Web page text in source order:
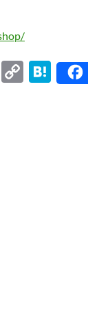
Li
C
H
at